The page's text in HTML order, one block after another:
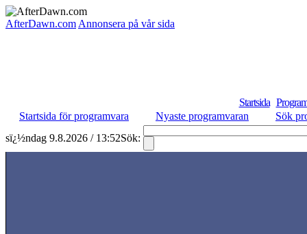
AfterDawn.com Annonsera på vår sida
Startsida
Startsida för programvara
Nyaste programvaran
Sök
sï¿½ndag 9.8.2026 / 13:52Sök: